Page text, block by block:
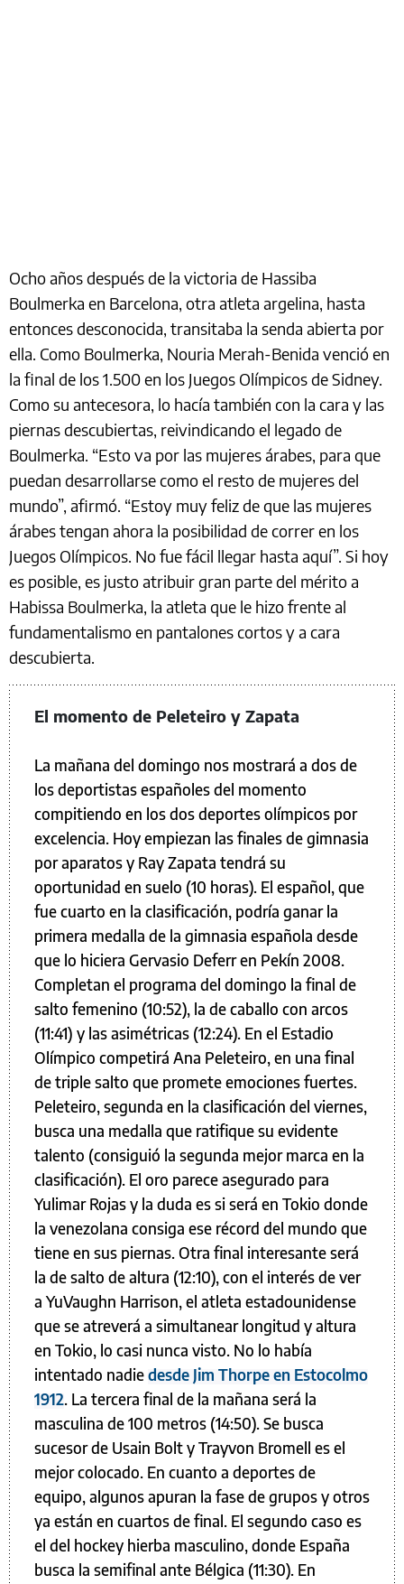
Ocho años después de la victoria de Hassiba
Boulmerka en Barcelona, otra atleta argelina, hasta
entonces desconocida, transitaba la senda abierta por
ella. Como Boulmerka, Nouria Merah-Benida venció en
la final de los 1.500 en los Juegos Olímpicos de Sidney.
Como su antecesora, lo hacía también con la cara y las
piernas descubiertas, reivindicando el legado de
Boulmerka. “Esto va por las mujeres árabes, para que
puedan desarrollarse como el resto de mujeres del
mundo”, afirmó. “Estoy muy feliz de que las mujeres
árabes tengan ahora la posibilidad de correr en los
Juegos Olímpicos. No fue fácil llegar hasta aquí”. Si hoy
es posible, es justo atribuir gran parte del mérito a
Habissa Boulmerka, la atleta que le hizo frente al
fundamentalismo en pantalones cortos y a cara
descubierta.
El momento de Peleteiro y Zapata
La mañana del domingo nos mostrará a dos de
los deportistas españoles del momento
compitiendo en los dos deportes olímpicos por
excelencia. Hoy empiezan las finales de gimnasia
por aparatos y Ray Zapata tendrá su
oportunidad en suelo (10 horas). El español, que
fue cuarto en la clasificación, podría ganar la
primera medalla de la gimnasia española desde
que lo hiciera Gervasio Deferr en Pekín 2008.
Completan el programa del domingo la final de
salto femenino (10:52), la de caballo con arcos
(11:41) y las asimétricas (12:24). En el Estadio
Olímpico competirá Ana Peleteiro, en una final
de triple salto que promete emociones fuertes.
Peleteiro, segunda en la clasificación del viernes,
busca una medalla que ratifique su evidente
talento (consiguió la segunda mejor marca en la
clasificación). El oro parece asegurado para
Yulimar Rojas y la duda es si será en Tokio donde
la venezolana consiga ese récord del mundo que
tiene en sus piernas. Otra final interesante será
la de salto de altura (12:10), con el interés de ver
a YuVaughn Harrison, el atleta estadounidense
que se atreverá a simultanear longitud y altura
en Tokio, lo casi nunca visto. No lo había
intentado nadiedesde Jim Thorpe en Estocolmo
1912. La tercera final de la mañana será la
masculina de 100 metros (14:50). Se busca
sucesor de Usain Bolt y Trayvon Bromell es el
mejor colocado. En cuanto a deportes de
equipo, algunos apuran la fase de grupos y otros
ya están en cuartos de final. El segundo caso es
el del hockey hierba masculino, donde España
busca la semifinal ante Bélgica (11:30). En